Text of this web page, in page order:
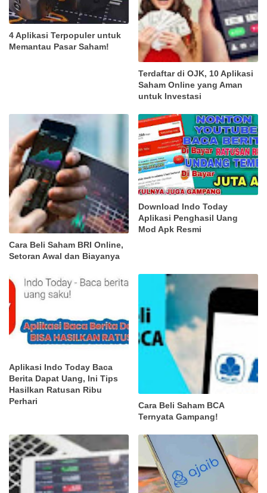
4 Aplikasi Terpopuler untuk
Memantau Pasar Saham!
Terdaftar di OJK, 10 Aplikasi
Saham Online yang Aman
untuk Investasi
Cara Beli Saham BRI Online,
Setoran Awal dan Biayanya
Download Indo Today
Aplikasi Penghasil Uang
Mod Apk Resmi
Aplikasi Indo Today Baca
Berita Dapat Uang, Ini Tips
Hasilkan Ratusan Ribu
Perhari
Cara Beli Saham BCA
Ternyata Gampang!